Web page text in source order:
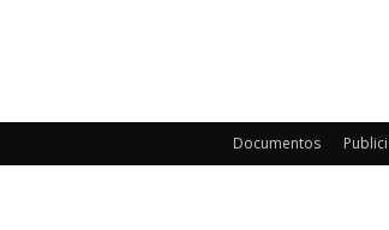
Documentos